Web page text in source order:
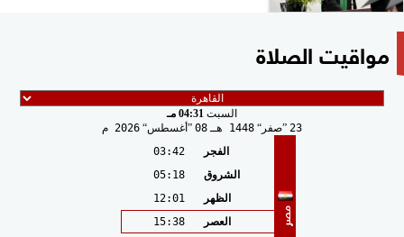
مواقيت الصلاة
السبت 04:31 مـ
23
صفر 1448 هـ 08 أغسطس 2026 م
مصر
الفجر
03:42
الشروق
05:18
الظهر
12:01
العصر
15:38